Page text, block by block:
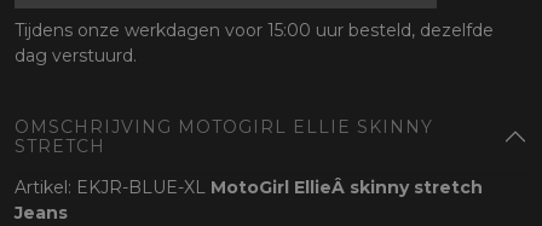
Tijdens onze werkdagen voor 15:00 uur besteld, dezelfde
dag verstuurd.
OMSCHRIJVING MOTOGIRL ELLIE SKINNY
STRETCH
Artikel: EKJR-BLUE-XL MotoGirl EllieÂ skinny stretch
Jeans